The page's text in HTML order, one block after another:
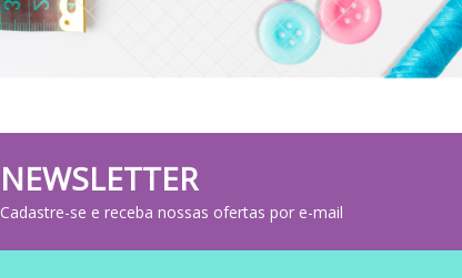
NEWSLETTER
Cadastre-se e receba nossas ofertas por e-mail